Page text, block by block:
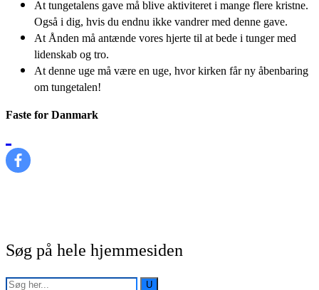
At tungetalens gave må blive aktiviteret i mange flere kristne.
Også i dig, hvis du endnu ikke vandrer med denne gave.
At Ånden må antænde vores hjerte til at bede i tunger med
lidenskab og tro.
At denne uge må være en uge, hvor kirken får ny åbenbaring
om tungetalen!
Faste for Danmark
Søg på hele hjemmesiden